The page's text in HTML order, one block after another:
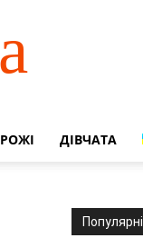
ДІВЧАТА
Популярні